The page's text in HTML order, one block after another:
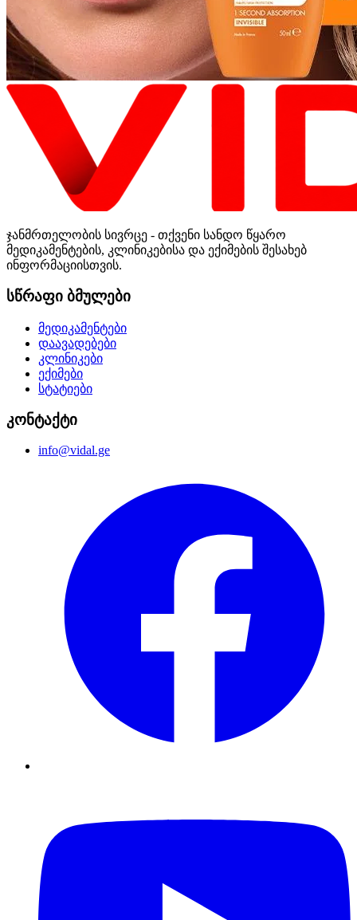
ჯანმრთელობის სივრცე - თქვენი სანდო წყარო
მედიკამენტების, კლინიკებისა და ექიმების შესახებ
ინფორმაციისთვის.
სწრაფი ბმულები
მედიკამენტები
დაავადებები
კლინიკები
ექიმები
სტატიები
კონტაქტი
info@vidal.ge